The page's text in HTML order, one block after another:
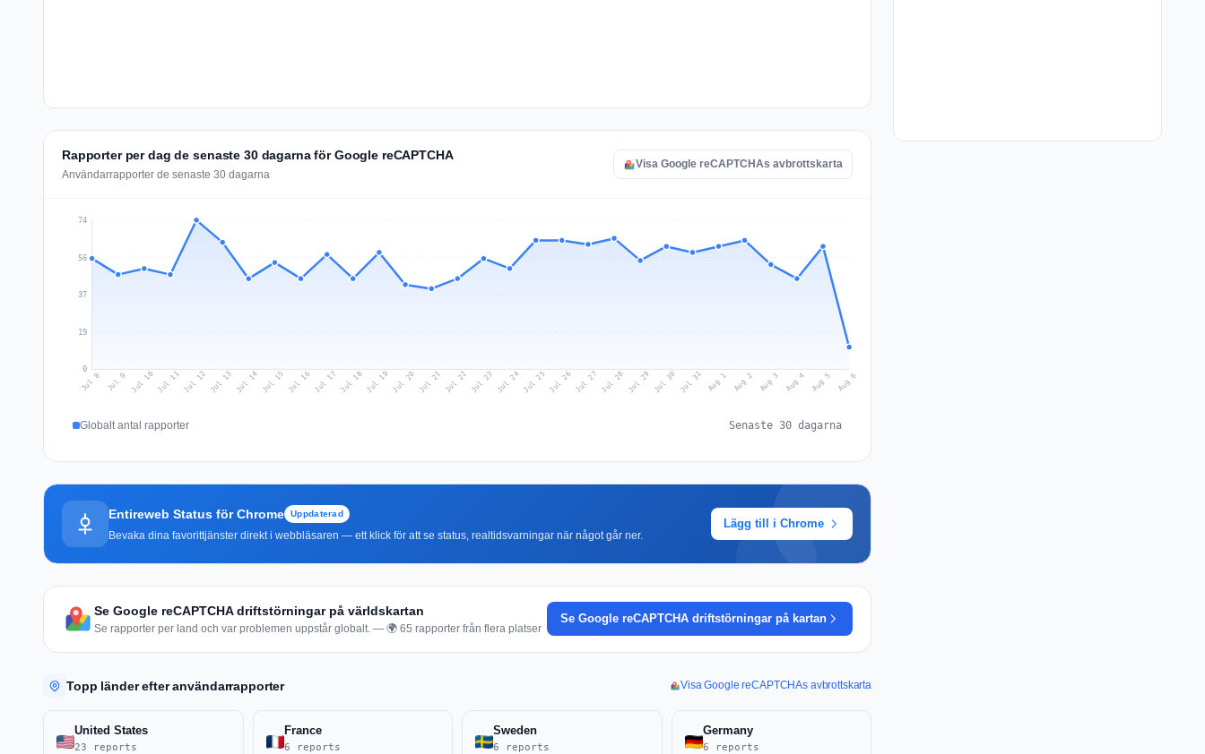
Rapporter per dag de senaste 30 dagarna för Google reCAPTCHA
Användarrapporter de senaste 30 dagarna
Visa Google reCAPTCHAs avbrottskarta
0
19
37
56
74
Jul 8 Jul 9 Jul 10 Jul 11Jul 12 Jul 13 Jul 14 Jul 15 Jul 16Jul 17 Jul 18Jul 19 Jul 20 Jul 21 Jul 22 Jul 23 Jul 24Jul 25 Jul 26Jul 27 Jul 28 Jul 29 Jul 30 Jul 31 Aug 1 Aug 2 Aug 3 Aug 4 Aug 5 Aug 6
Globalt antal rapporter Senaste 30 dagarna
Entireweb Status för Chrome Uppdaterad
Bevaka dina favorittjänster direkt i webbläsaren — ett klick för att se status, realtidsvarningar när något går ner.
Lägg till i Chrome
Se Google reCAPTCHA driftstörningar på världskartan
Se rapporter per land och var problemen uppstår globalt. — 🌍 65 rapporter från flera platser
Se Google reCAPTCHA driftstörningar på kartan
Topp länder efter användarrapporter Visa Google reCAPTCHAs avbrottskarta
United States
23 reports
France
6 reports
Sweden
6 reports
Germany
6 reports